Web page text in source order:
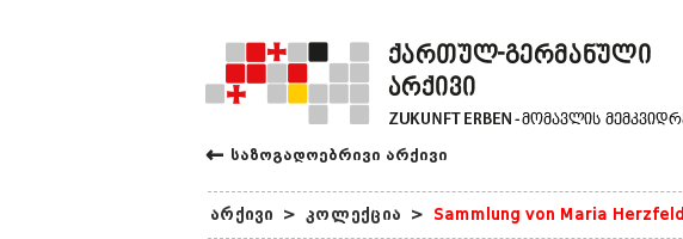
← საზოგადოებრივი არქივი
არქივი > კოლექცია > Sammlung von Maria Herzfeld